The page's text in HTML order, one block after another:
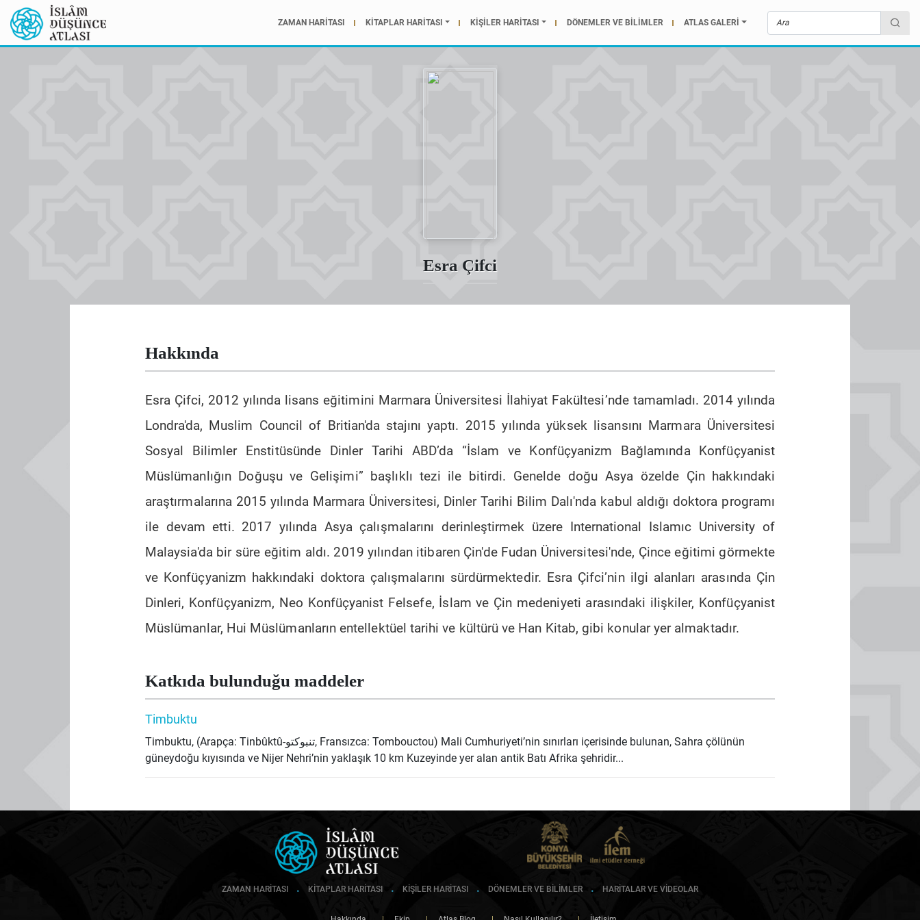
ZAMAN HARİTASI KİTAPLAR HARİTASI KİŞİLER HARİTASI DÖNEMLER VE BİLİMLER ATLAS GALERİ
Esra Çifci
Hakkında
Esra Çifci, 2012 yılında lisans eğitimini Marmara Üniversitesi İlahiyat Fakültesi’nde tamamladı. 2014 yılında
Londra'da, Muslim Council of Britian'da stajını yaptı. 2015 yılında yüksek lisansını Marmara Üniversitesi
Sosyal Bilimler Enstitüsünde Dinler Tarihi ABD’da “İslam ve Konfüçyanizm Bağlamında Konfüçyanist
Müslümanlığın Doğuşu ve Gelişimi” başlıklı tezi ile bitirdi. Genelde doğu Asya özelde Çin hakkındaki
araştırmalarına 2015 yılında Marmara Üniversitesi, Dinler Tarihi Bilim Dalı'nda kabul aldığı doktora programı
ile devam etti. 2017 yılında Asya çalışmalarını derinleştirmek üzere International Islamıc University of
Malaysia'da bir süre eğitim aldı. 2019 yılından itibaren Çin'de Fudan Üniversitesi'nde, Çince eğitimi görmekte
ve Konfüçyanizm hakkındaki doktora çalışmalarını sürdürmektedir. Esra Çifci’nin ilgi alanları arasında Çin
Dinleri, Konfüçyanizm, Neo Konfüçyanist Felsefe, İslam ve Çin medeniyeti arasındaki ilişkiler, Konfüçyanist
Müslümanlar, Hui Müslümanların entellektüel tarihi ve kültürü ve Han Kitab, gibi konular yer almaktadır.
Katkıda bulunduğu maddeler
Timbuktu
Timbuktu, (Arapça: Tinbûktû-تنبوكتو, Fransızca: Tombouctou) Mali Cumhuriyeti’nin sınırları içerisinde bulunan, Sahra çölünün
güneydoğu kıyısında ve Nijer Nehri’nin yaklaşık 10 km Kuzeyinde yer alan antik Batı Afrika şehridir...
ZAMAN HARİTASI KİTAPLAR HARİTASI KİŞİLER HARİTASI DÖNEMLER VE BİLİMLER HARİTALAR VE VİDEOLAR